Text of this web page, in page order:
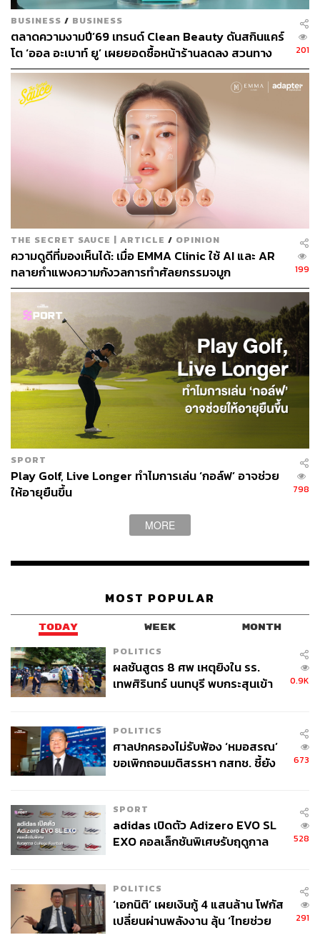
BUSINESS / BUSINESS
ตลาดความงามปี’69 เทรนด์ Clean Beauty ดันสกินแคร์
โต ‘ออล อะเบาท์ ยู’ เผยยอดซื้อหน้าร้านลดลง สวนทาง
ช่องทางออนไลน์โตกระฉูด
201
THE SECRET SAUCE | ARTICLE / OPINION
ความดูดีที่มองเห็นได้: เมื่อ EMMA Clinic ใช้ AI และ AR
ทลายกำแพงความกังวลการทำศัลยกรรมจมูก
199
SPORT
Play Golf, Live Longer ทำไมการเล่น ‘กอล์ฟ’ อาจช่วย
ให้อายุยืนขึ้น
798
MORE
MOST POPULAR
TODAY WEEK MONTH
POLITICS
ผลชันสูตร 8 ศพ เหตุยิงใน รร.
เทพศิรินทร์ นนทบุรี พบกระสุนเข้า
0.9K
POLITICS
ศาลปกครองไม่รับฟ้อง ‘หมอสรณ’
ขอเพิกถอนมติสรรหา กสทช. ชี้ยัง
673
SPORT
adidas เปิดตัว Adizero EVO SL
EXO คอลเล็กชันพิเศษรับฤดูกาล
528
POLITICS
‘เอกนิติ’ เผยเงินกู้ 4 แสนล้าน โฟกัส
เปลี่ยนผ่านพลังงาน ลุ้น ‘ไทยช่วย
291